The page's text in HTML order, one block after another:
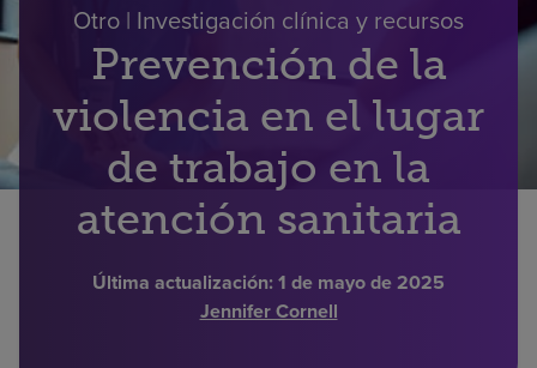
o
Recursos de salud
Acerca de nosotros
Buscar un centro
Otro | Investigación clínica y recursos
Prevención de la
violencia en el lugar
de trabajo en la
atención sanitaria
Última actualización: 1 de mayo de 2025
Jennifer Cornell